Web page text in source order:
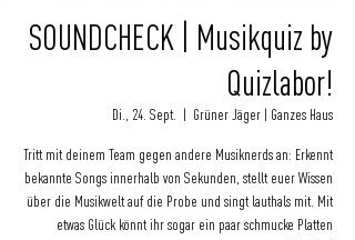
SOUNDCHECK | Musikquiz by
Quizlabor!
Di., 24. Sept. Grüner Jäger | Ganzes Haus
Tritt mit deinem Team gegen andere Musiknerds an: Erkennt
bekannte Songs innerhalb von Sekunden, stellt euer Wissen
über die Musikwelt auf die Probe und singt lauthals mit. Mit
etwas Glück könnt ihr sogar ein paar schmucke Platten